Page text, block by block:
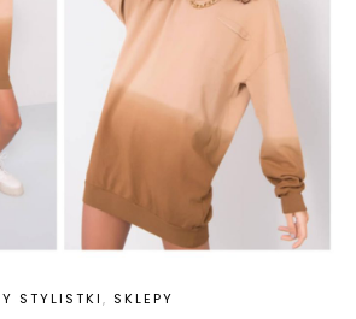
STYLISTKI, SKLEPY